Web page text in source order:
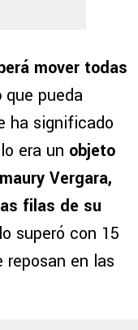
mover todas
que pueda
ha significado
era un objeto
Vergara,
filas de su
superó con 15
en las